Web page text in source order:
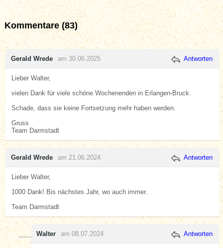
Kommentare (83)
Gerald Wrede am 30.06.2025 Antworten
Lieber Walter,
vielen Dank für viele schöne Wochenenden in Erlangen-Bruck.
Schade, dass sie keine Fortsetzung mehr haben werden.
Gruss
Team Darmstadt
Gerald Wrede am 21.06.2024 Antworten
Lieber Walter,
1000 Dank! Bis nächstes Jahr, wo auch immer.
Team Darmstadt
Walter am 08.07.2024 Antworten